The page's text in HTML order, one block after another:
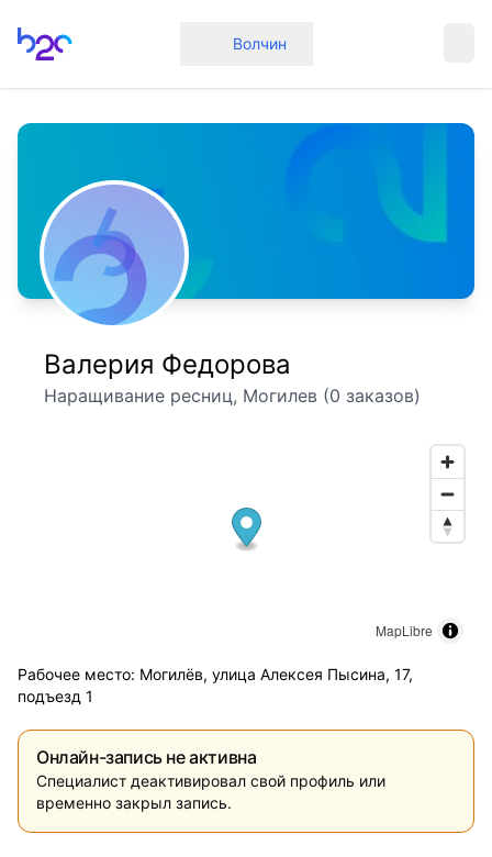
Главная Волчин
Валерия Федорова
Наращивание ресниц, Могилев (0 заказов)
MapLibre
Рабочее место: Могилёв, улица Алексея Пысина, 17,
подъезд 1
Онлайн-запись не активна
Специалист деактивировал свой профиль или
временно закрыл запись.